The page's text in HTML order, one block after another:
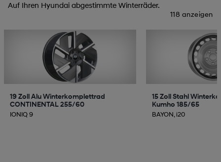
Auf Ihren Hyundai abgestimmte Winterräder.
118 anzeigen
19 Zoll Alu Winterkomplettrad
CONTINENTAL 255/60
IONIQ 9
15 Zoll Stahl
Kumho 185/65
BAYON, i20